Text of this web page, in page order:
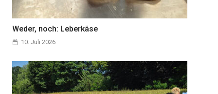
Weder, noch: Leberkäse
10. Juli 2026